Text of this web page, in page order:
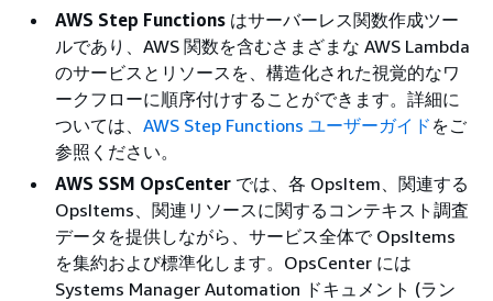
AWS Step Functions はサーバーレス関数作成ツー
ルであり、AWS 関数を含むさまざまな AWS Lambda
のサービスとリソースを、構造化された視覚的なワ
ークフローに順序付けすることができます。詳細に
ついては、 AWS Step Functions ユーザーガイド をご
参照ください。
AWS SSM OpsCenter では、各 OpsItem、関連する
OpsItems、関連リソースに関するコンテキスト調査
データを提供しながら、サービス全体で OpsItems
を集約および標準化します。OpsCenter には
Systems Manager Automation ドキュメント (ラン